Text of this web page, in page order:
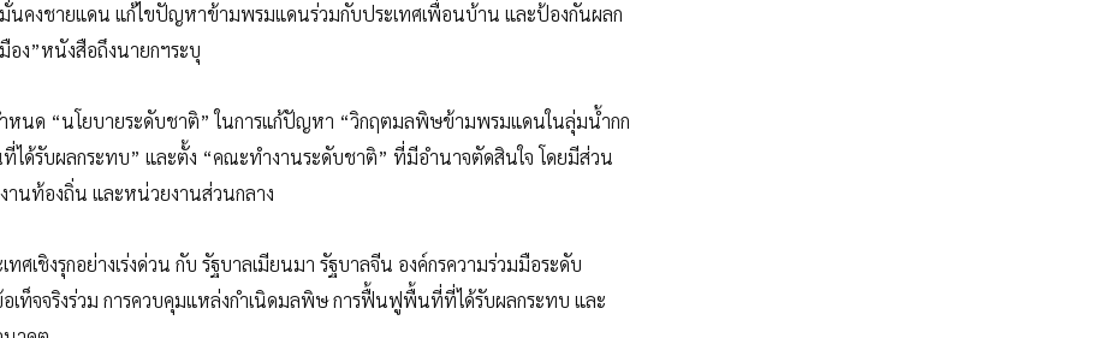
มั่นคงชายแดน แก้ไขปัญหาข้ามพรมแดนร่วมกับประเทศเพื่อนบ้าน และป้องกันผลก
อง”หนังสือถึงนายกฯระบุ
ำหนด “นโยบายระดับชาติ” ในการแก้ปัญหา “วิกฤตมลพิษข้ามพรมแดนในลุ่มน้ำกก
ที่ได้รับผลกระทบ” และตั้ง “คณะทำงานระดับชาติ” ที่มีอำนาจตัดสินใจ โดยมีส่วน
านท้องถิ่น และหน่วยงานส่วนกลาง
ศเชิงรุกอย่างเร่งด่วน กับ รัฐบาลเมียนมา รัฐบาลจีน องค์กรความร่วมมือระดับ
เท็จจริงร่วม การควบคุมแหล่งกำเนิดมลพิษ การฟื้นฟูพื้นที่ที่ได้รับผลกระทบ และ